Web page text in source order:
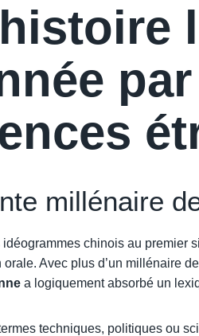
millénaire
idéogrammes chinois au premier
orale. Avec plus d’un millénaire
a logiquement absorbé un
techniques, politiques ou